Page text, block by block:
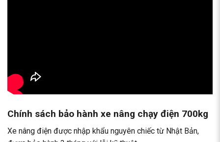
Chính sách bảo hành xe nâng chạy điện 700kg
Xe nâng điện được nhập khẩu nguyên chiếc từ Nhật Bản,